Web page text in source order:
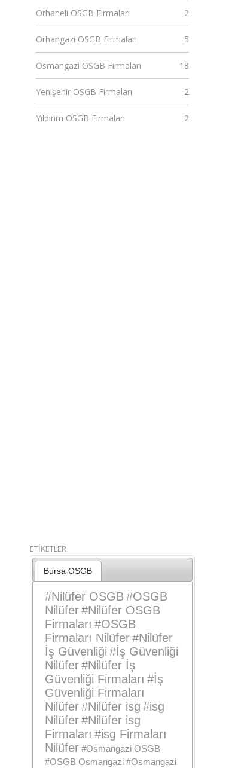
Orhaneli OSGB Firmaları 2
Orhangazi OSGB Firmaları 5
Osmangazi OSGB Firmaları 18
Yenişehir OSGB Firmaları 2
Yıldırım OSGB Firmaları 2
ETİKETLER
Bursa OSGB
#Nilüfer OSGB#OSGB
Nilüfer#Nilüfer OSGB
Firmaları #OSGB
Firmaları Nilüfer#Nilüfer
İş Güvenliği #İş Güvenliği
Nilüfer#Nilüfer İş
Güvenliği Firmaları #İş
Güvenliği Firmaları
Nilüfer#Nilüfer isg #isg
Nilüfer#Nilüfer isg
Firmaları #isg Firmaları
Nilüfer #Osmangazi OSGB
#OSGB Osmangazi #Osmangazi